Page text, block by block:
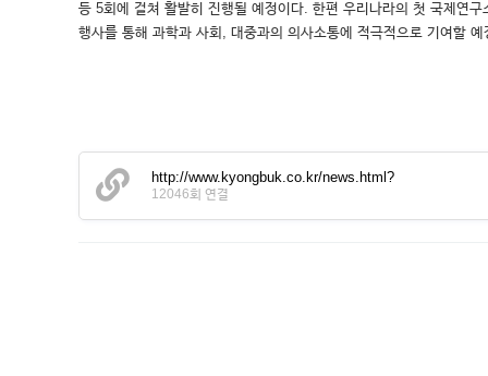
등 5회에 걸쳐 활발히 진행될 예정이다. 한편 우리나라의 첫 국제연
행사를 통해 과학과 사회, 대중과의 의사소통에 적극적으로 기여할
http://www.kyongbuk.co.kr/news.html?
12046회 연결